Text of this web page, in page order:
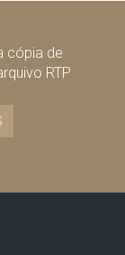
cópia de
RTP